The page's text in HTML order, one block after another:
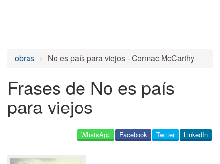
obras No es país para viejos - Cormac McCarthy
Frases de No es país
para viejos
LinkedIn
Twitter
Facebook
WhatsApp